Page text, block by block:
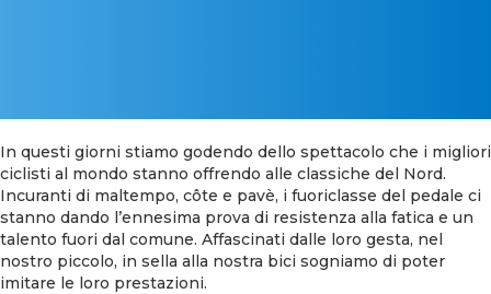
In questi giorni stiamo godendo dello spettacolo che i migliori
ciclisti al mondo stanno offrendo alle classiche del Nord.
Incuranti di maltempo, côte e pavè, i fuoriclasse del pedale ci
stanno dando l’ennesima prova di resistenza alla fatica e un
talento fuori dal comune. Affascinati dalle loro gesta, nel
nostro piccolo, in sella alla nostra bici sogniamo di poter
imitare le loro prestazioni.